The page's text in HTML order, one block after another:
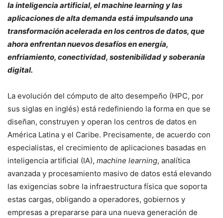
la inteligencia artificial, el machine learning y las
aplicaciones de alta demanda está impulsando una
transformación acelerada en los centros de datos, que
ahora enfrentan nuevos desafíos en energía,
enfriamiento, conectividad, sostenibilidad y soberanía
digital.
La evolución del cómputo de alto desempeño (HPC, por
sus siglas en inglés) está redefiniendo la forma en que se
diseñan, construyen y operan los centros de datos en
América Latina y el Caribe. Precisamente, de acuerdo con
especialistas, el crecimiento de aplicaciones basadas en
inteligencia artificial (IA), machine learning, analítica
avanzada y procesamiento masivo de datos está elevando
las exigencias sobre la infraestructura física que soporta
estas cargas, obligando a operadores, gobiernos y
empresas a prepararse para una nueva generación de